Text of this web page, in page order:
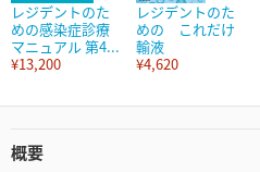
レジデントのた
めの感染症診療
マニュアル 第4...
¥13,200
レジデントのた
めの これだけ
輸液
¥4,620
概要